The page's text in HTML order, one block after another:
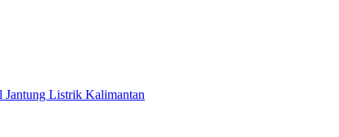
Listrik Kalimantan